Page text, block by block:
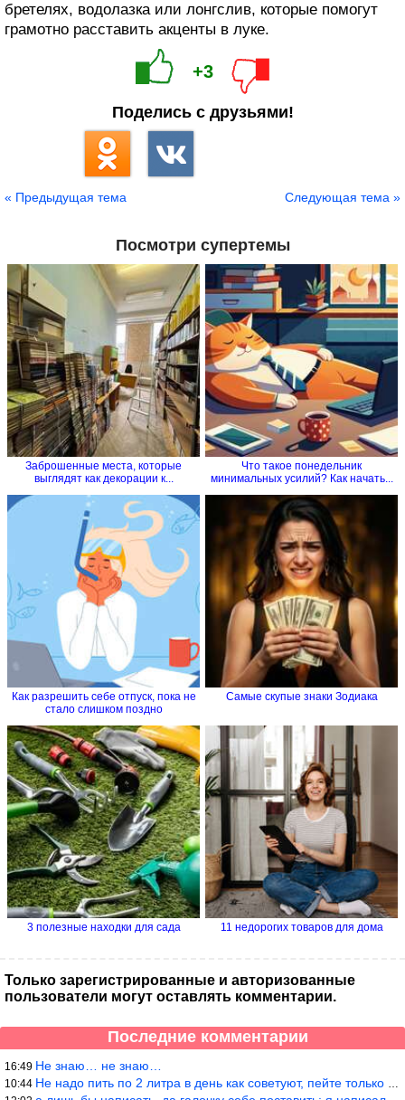
бретелях, водолазка или лонгслив, которые помогут
грамотно расставить акценты в луке.
+3
Поделись с друзьями!
« Предыдущая тема Следующая тема »
Посмотри супертемы
Заброшенные места, которые
выглядят как декорации к...
Что такое понедельник
минимальных усилий? Как начать...
Как разрешить себе отпуск, пока не
стало слишком поздно
Самые скупые знаки Зодиака
3 полезные находки для сада 11 недорогих товаров для дома
Только зарегистрированные и авторизованные
пользователи могут оставлять комментарии.
Последние комментарии
16:49 Не знаю… не знаю…
10:44 Не надо пить по 2 литра в день как советуют, пейте только когда